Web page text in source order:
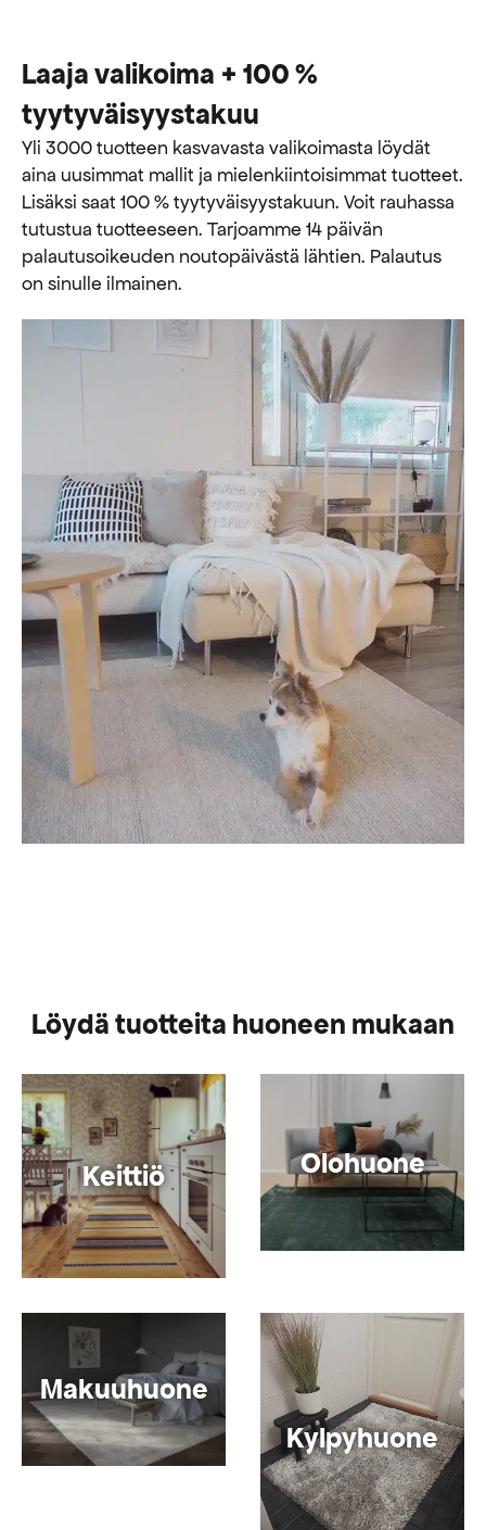
Laaja valikoima + 100 %
tyytyväisyystakuu
Yli 3000 tuotteen kasvavasta valikoimasta löydät
aina uusimmat mallit ja mielenkiintoisimmat tuotteet.
Lisäksi saat 100 % tyytyväisyystakuun. Voit rauhassa
tutustua tuotteeseen. Tarjoamme 14 päivän
palautusoikeuden noutopäivästä lähtien. Palautus
on sinulle ilmainen.
Löydä tuotteita huoneen mukaan
Keittiö Olohuone
Makuuhuone
Kylpyhuone